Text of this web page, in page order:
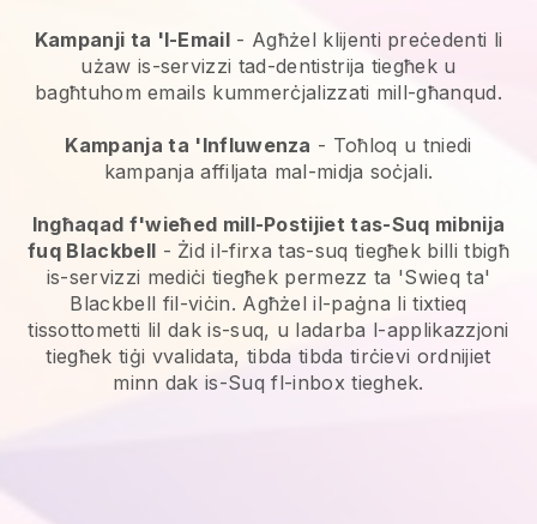
Kampanji ta 'l-Email - Agħżel klijenti preċedenti li
użaw is-servizzi tad-dentistrija tiegħek u
bagħtuhom emails kummerċjalizzati mill-għanqud.
Kampanja ta 'Influwenza - Toħloq u tniedi
kampanja affiljata mal-midja soċjali.
Ingħaqad f'wieħed mill-Postijiet tas-Suq mibnija
fuq Blackbell - Żid il-firxa tas-suq tiegħek billi tbigħ
is-servizzi mediċi tiegħek permezz ta 'Swieq ta'
Blackbell fil-viċin. Agħżel il-paġna li tixtieq
tissottometti lil dak is-suq, u ladarba l-applikazzjoni
tiegħek tiġi vvalidata, tibda tibda tirċievi ordnijiet
minn dak is-Suq fl-inbox tieghek.